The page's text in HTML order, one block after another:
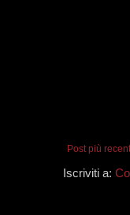
Post più
Iscriviti a: